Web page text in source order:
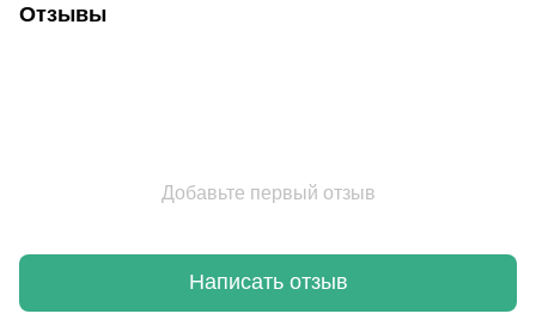
Отзывы
Добавьте первый отзыв
Написать отзыв